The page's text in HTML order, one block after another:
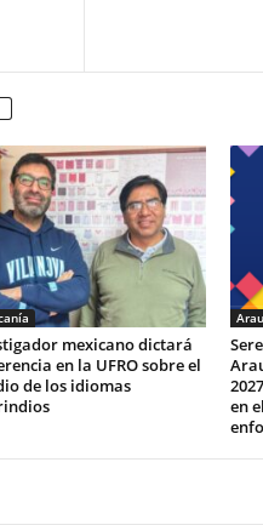
mexicano dictará
en la UFRO sobre el
de los idiomas
en